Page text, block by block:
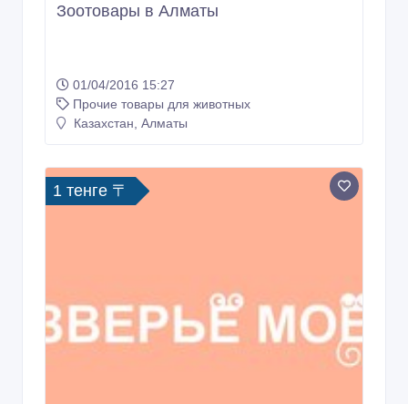
Зоотовары в Алматы
01/04/2016 15:27
Прочие товары для животных
Казахстан, Алматы
1 тенге 〒